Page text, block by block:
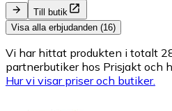
Till butik
Visa alla erbjudanden (16)
Vi har hittat produkten i totalt
partnerbutiker hos Prisjakt och
Hur vi visar priser och butiker.